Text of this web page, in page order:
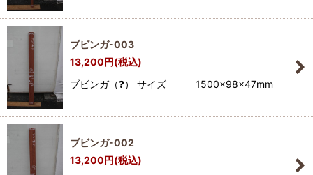
ブビンガ-003
13,200円(税込)
ブビンガ（❓） サイズ 1500×98×47mm
ブビンガ-002
13,200円(税込)